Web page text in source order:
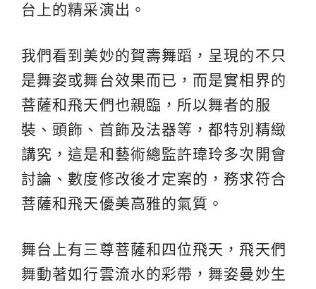
台上的精采演出。
我們看到美妙的賀壽舞蹈，呈現的不只
是舞姿或舞台效果而已，而是實相界的
菩薩和飛天們也親臨，所以舞者的服
裝、頭飾、首飾及法器等，都特別精緻
講究，這是和藝術總監許瑋玲多次開會
討論、數度修改後才定案的，務求符合
菩薩和飛天優美高雅的氣質。
舞台上有三尊菩薩和四位飛天，飛天們
舞動著如行雲流水的彩帶，舞姿曼妙生